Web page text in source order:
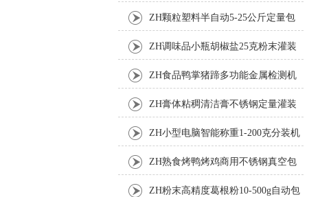
ZH颗粒塑料半自动5-25公斤定量包
装机 ZH调味品小瓶胡椒盐25克粉末灌装
ZH食品鸭掌猪蹄多功能金属检测机
ZH膏体粘稠清洁膏不锈钢定量灌装
机厂家 ZH小型电脑智能称重1-200克分装机
ZH熟食烤鸭烤鸡商用不锈钢真空包
装机 ZH粉末高精度葛根粉10-500g自动包